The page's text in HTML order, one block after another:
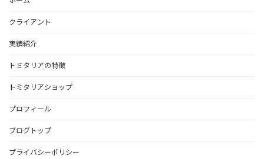
クライアント
実績紹介
トミタリアの特徴
トミタリアショップ
プロフィール
ブログトップ
プライバシーポリシー